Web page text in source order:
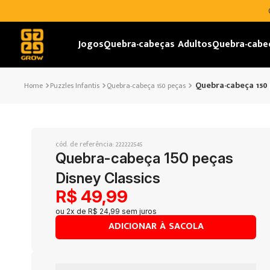
JogosQuebra-cabeças AdultosQuebra-
Puzzles Infantis Quebra-cabeça 150 peças Quebra-cabeça
cód. de referência:222222545
Quebra-cabeça 150 peças
Disney Classics
R$ 49,99
ou 2x de R$ 24,99 sem juros
ADICIONAR À SACOLA